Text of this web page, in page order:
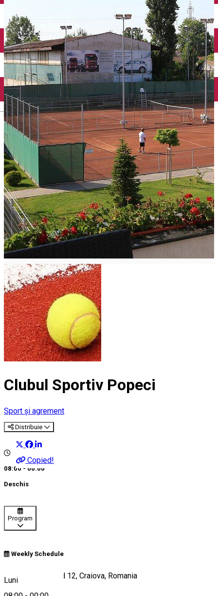
English
Încărcare vehicule electrice
Clubul Sportiv Popeci
Sport și agrement
Distribuie
Copied!
08:00 - 00:00
Deschis
Program
Weekly Schedule
Luni
Strada Henry Ford 12, Craiova, Romania